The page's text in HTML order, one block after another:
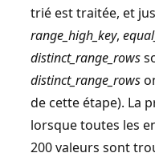
trié est traitée, et
range_high_key,
distinct_range_rows
distinct_range_rows
de cette étape). La
lorsque toutes les
200 valeurs sont